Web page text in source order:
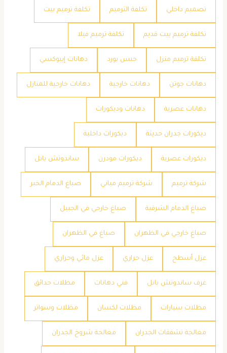
تصميم داخلي تكلفة الترميم تكلفة ترميم بيت
تكلفة ترميم بيت قديم تكلفة ترميم فيلا
تكلفة ترميم منزل جبس بورد دهانات إيبوكسي
دهانات جوتن دهانات خارجية دهانات خارجية للمنازل
دهانات عصرية دهانات وديكورات
ديكورات جدران حديثة ديكورات داخلية
ديكورات عصرية ديكورات مودرن ساندوتش بانل
شركة ترميم شركة ترميم مباني صباغ الدمام الخبر
صباغ الدمام الشرقية صباغ خارجي في الجبيل
صباغ خارجي في الظهران صباغ في الظهران
عزل أسطح عزل حراري عزل مائي وحراري
غرف ساندوتش بانل فني دهانات مظلات حدائق
مظلات سيارات مظلات لكسان مظلات وسواتر
معالجة تشققات الجدران معالجة شروخ الجدران